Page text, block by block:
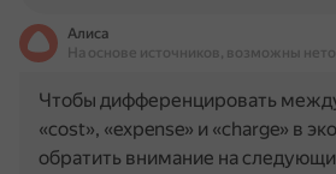
Алиса
На основе источников, возможны
Чтобы дифференцировать
«cost», «expense» и «charge» в
обратить внимание на